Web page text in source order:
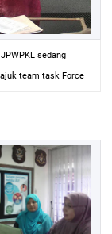
sedang
team task Force